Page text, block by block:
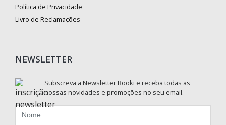
Política de Privacidade
Livro de Reclamações
NEWSLETTER
Subscreva a Newsletter Booki e receba todas as
nossas novidades e promoções no seu email.